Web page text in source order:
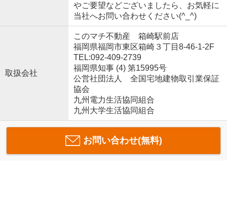
やご要望などございましたら、お気軽に
当社へお問い合わせください(^_^)
取扱会社
このマチ不動産 箱崎駅前店
福岡県福岡市東区箱崎３丁目8-46-1-2F
TEL:092-409-2739
福岡県知事 (4) 第15995号
公営社団法人 全国宅地建物取引業保証
協会
九州電力生活協同組合
九州大学生活協同組合
お問い合わせ(無料)